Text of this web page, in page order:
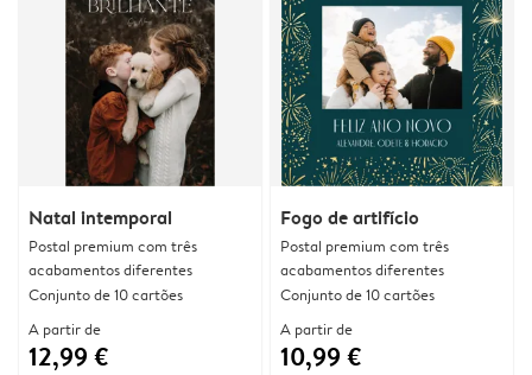
Natal intemporal
Postal premium com três
acabamentos diferentes
Conjunto de 10 cartões
A partir de
12,99 €
Fogo de artifício
Postal premium com três
acabamentos diferentes
Conjunto de 10 cartões
A partir de
10,99 €